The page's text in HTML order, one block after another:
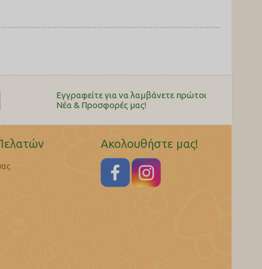
Εγγραφείτε για να λαμβάνετε πρώτοι
Nέα & Προσφορές μας!
Ακολουθήστε μας!